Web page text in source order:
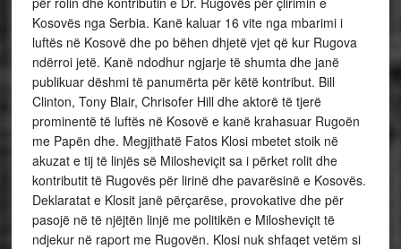
Kosovës nga Serbia. Kanë kaluar 16 vite nga mbarimi i
luftës në Kosovë dhe po bëhen dhjetë vjet që kur Rugova
ndërroi jetë. Kanë ndodhur ngjarje të shumta dhe janë
publikuar dëshmi të panumërta për këtë kontribut. Bill
Clinton, Tony Blair, Chrisofer Hill dhe aktorë të tjerë
prominentë të luftës në Kosovë e kanë krahasuar Rugoën
me Papën dhe. Megjithatë Fatos Klosi mbetet stoik në
akuzat e tij të linjës së Milosheviçit sa i përket rolit dhe
kontributit të Rugovës për lirinë dhe pavarësinë e Kosovës.
Deklaratat e Klosit janë përçarëse, provokative dhe për
pasojë në të njëjtën linjë me politikën e Milosheviçit të
ndjekur në raport me Rugovën. Klosi nuk shfaqet vetëm si